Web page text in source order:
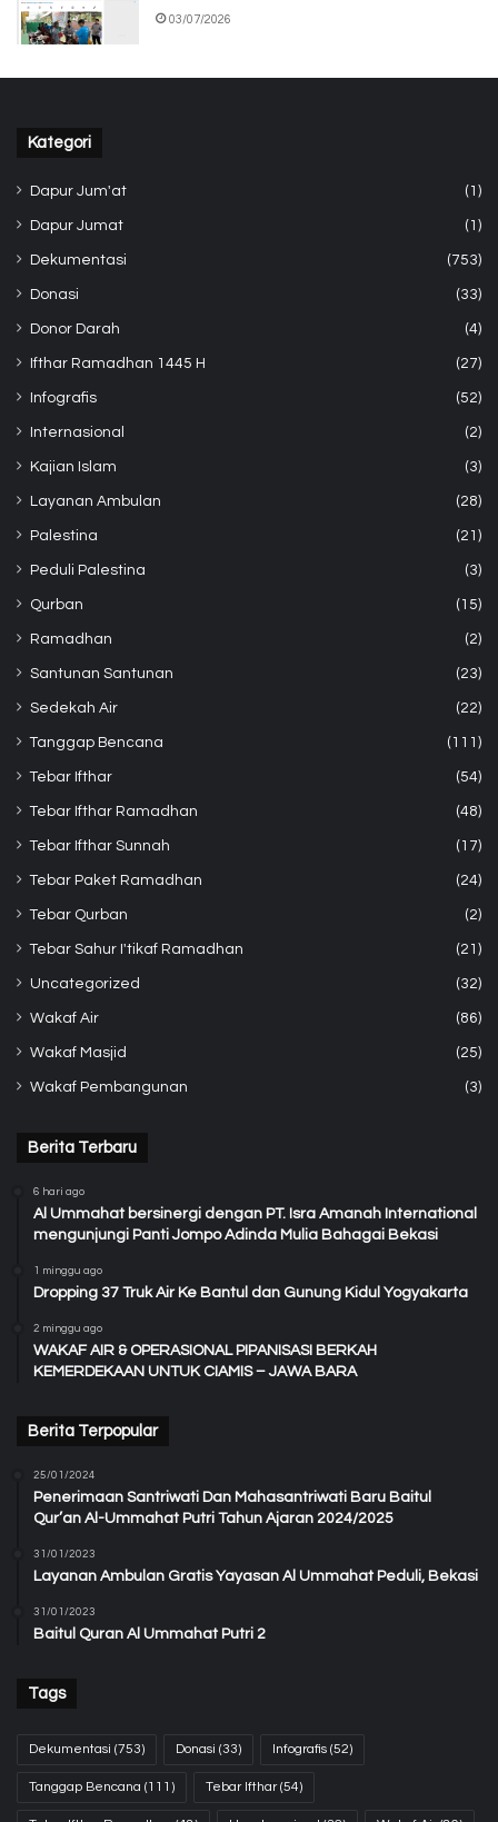
03/07/2026
Kategori
Dapur Jum'at (1)
Dapur Jumat (1)
Dekumentasi (753)
Donasi (33)
Donor Darah (4)
Ifthar Ramadhan 1445 H (27)
Infografis (52)
Internasional (2)
Kajian Islam (3)
Layanan Ambulan (28)
Palestina (21)
Peduli Palestina (3)
Qurban (15)
Ramadhan (2)
Santunan Santunan (23)
Sedekah Air (22)
Tanggap Bencana (111)
Tebar Ifthar (54)
Tebar Ifthar Ramadhan (48)
Tebar Ifthar Sunnah (17)
Tebar Paket Ramadhan (24)
Tebar Qurban (2)
Tebar Sahur I'tikaf Ramadhan (21)
Uncategorized (32)
Wakaf Air (86)
Wakaf Masjid (25)
Wakaf Pembangunan (3)
Berita Terbaru
6 hari ago
Al Ummahat bersinergi dengan PT. Isra Amanah International
mengunjungi Panti Jompo Adinda Mulia Bahagai Bekasi
1 minggu ago
Dropping 37 Truk Air Ke Bantul dan Gunung Kidul Yogyakarta
2 minggu ago
WAKAF AIR & OPERASIONAL PIPANISASI BERKAH
KEMERDEKAAN UNTUK CIAMIS – JAWA BARA
Berita Terpopular
25/01/2024
Penerimaan Santriwati Dan Mahasantriwati Baru Baitul
Qur’an Al-Ummahat Putri Tahun Ajaran 2024/2025
31/01/2023
Layanan Ambulan Gratis Yayasan Al Ummahat Peduli, Bekasi
31/01/2023
Baitul Quran Al Ummahat Putri 2
Tags
Dekumentasi (753) Donasi (33) Infografis (52)
Tanggap Bencana (111) Tebar Ifthar(54)